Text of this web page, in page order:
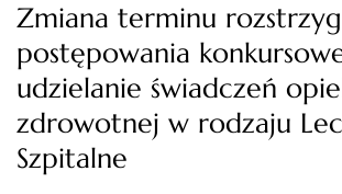
Zmiana terminu
postępowania
udzielanie świadczeń
zdrowotnej w rodzaju
Szpitalne